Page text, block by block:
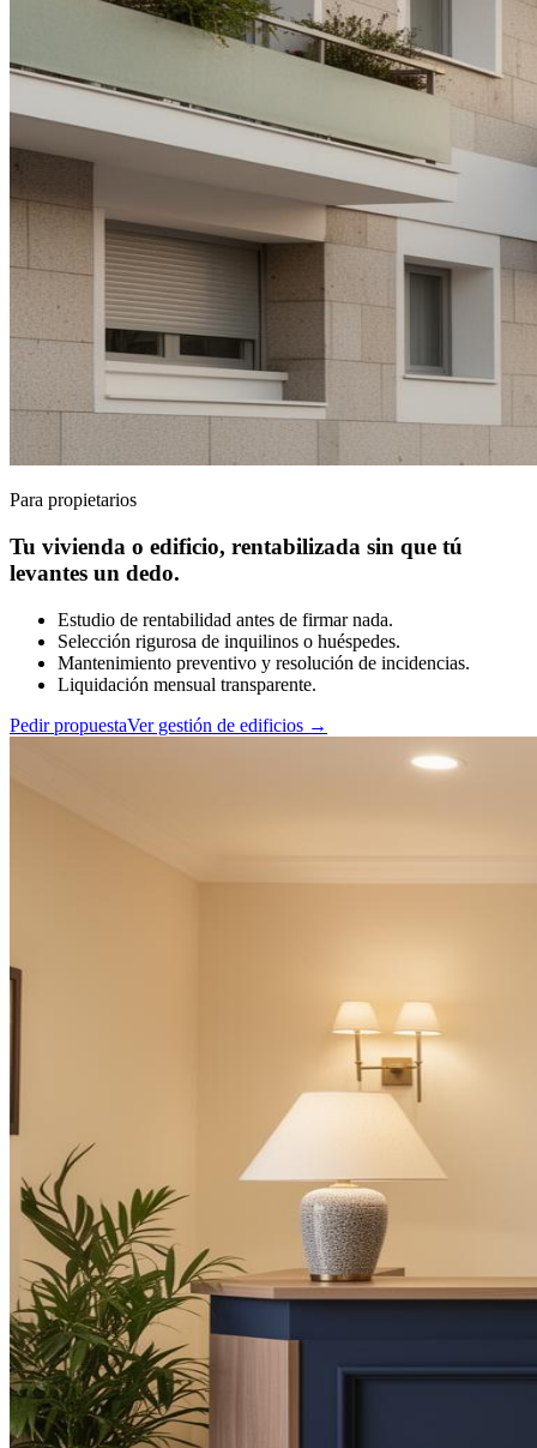
Para propietarios
Tu vivienda o edificio, rentabilizada sin que tú
levantes un dedo.
Estudio de rentabilidad antes de firmar nada.
Selección rigurosa de inquilinos o huéspedes.
Mantenimiento preventivo y resolución de incidencias.
Liquidación mensual transparente.
Pedir propuestaVer gestión de edificios →